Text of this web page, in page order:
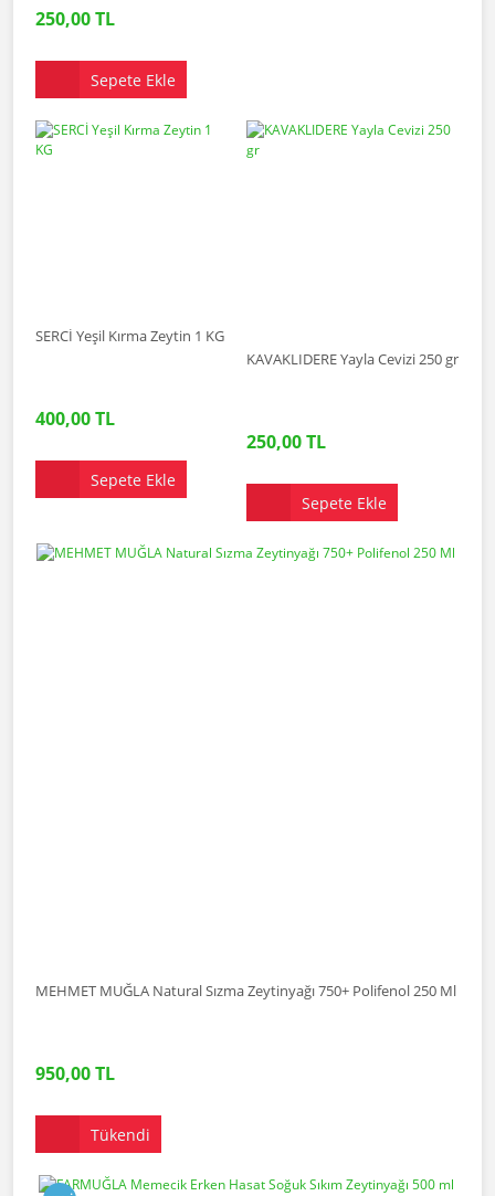
250,00 TL
Sepete Ekle
SERCİ Yeşil Kırma Zeytin 1 KG
400,00 TL
Sepete Ekle
KAVAKLIDERE Yayla Cevizi 250 gr
250,00 TL
Sepete Ekle
MEHMET MUĞLA Natural Sızma Zeytinyağı 750+ Polifenol 250 Ml
950,00 TL
Tükendi